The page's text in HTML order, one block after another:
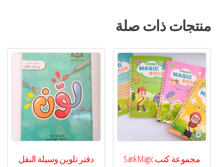
منتجات ذات صلة
مجموعة كتب Sank Magic دفتر تلوين وسيلة النقل